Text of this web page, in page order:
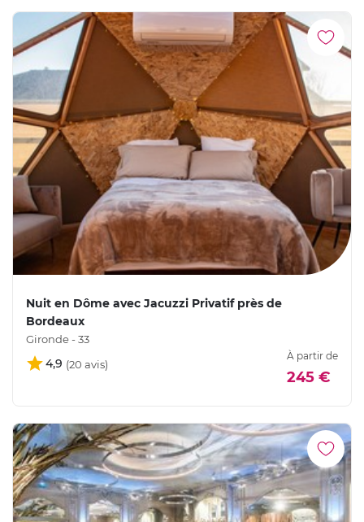
Nuit en Dôme avec Jacuzzi Privatif près de
Bordeaux
Gironde - 33
4,9
À partir de
245 €